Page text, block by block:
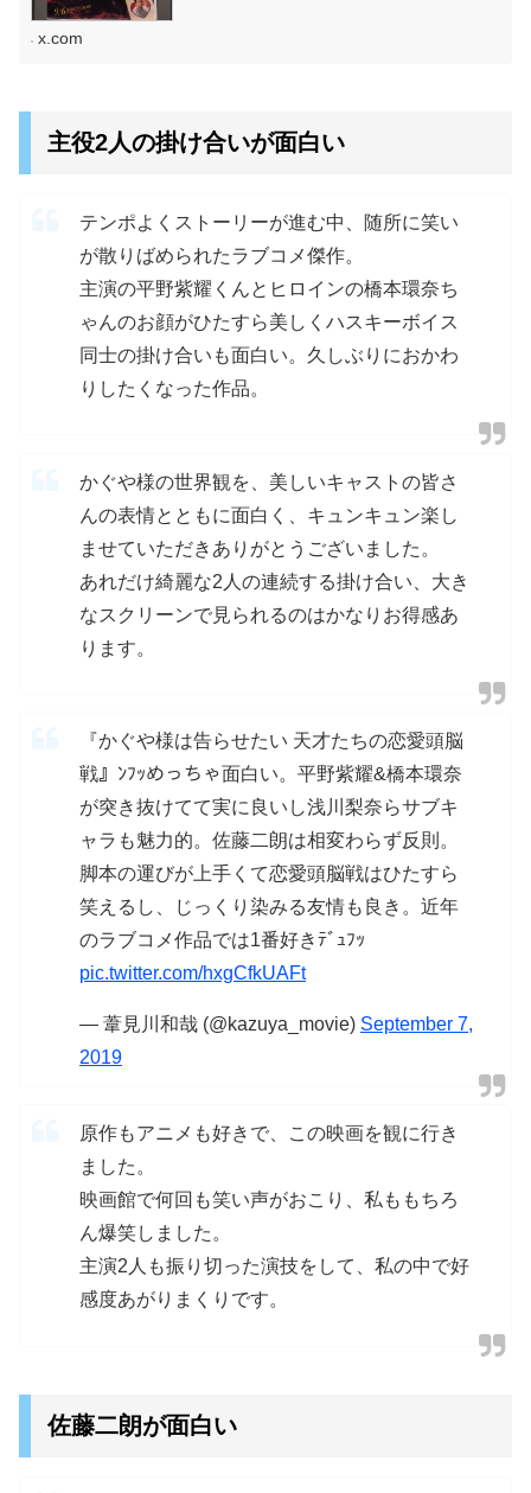
x.com
主役2人の掛け合いが面白い
テンポよくストーリーが進む中、随所に笑い
が散りばめられたラブコメ傑作。
主演の平野紫耀くんとヒロインの橋本環奈ち
ゃんのお顔がひたすら美しくハスキーボイス
同士の掛け合いも面白い。久しぶりにおかわ
りしたくなった作品。
かぐや様の世界観を、美しいキャストの皆さ
んの表情とともに面白く、キュンキュン楽し
ませていただきありがとうございました。
あれだけ綺麗な2人の連続する掛け合い、大き
なスクリーンで見られるのはかなりお得感あ
ります。
『かぐや様は告らせたい 天才たちの恋愛頭脳
戦』ﾝﾌｯめっちゃ面白い。平野紫耀&橋本環奈
が突き抜けてて実に良いし浅川梨奈らサブキ
ャラも魅力的。佐藤二朗は相変わらず反則。
脚本の運びが上手くて恋愛頭脳戦はひたすら
笑えるし、じっくり染みる友情も良き。近年
のラブコメ作品では1番好きﾃﾞｭﾌｯ
pic.twitter.com/hxgCfkUAFt
— 葦見川和哉 (@kazuya_movie) September 7,
2019
原作もアニメも好きで、この映画を観に行き
ました。
映画館で何回も笑い声がおこり、私ももちろ
ん爆笑しました。
主演2人も振り切った演技をして、私の中で好
感度あがりまくりです。
佐藤二朗が面白い